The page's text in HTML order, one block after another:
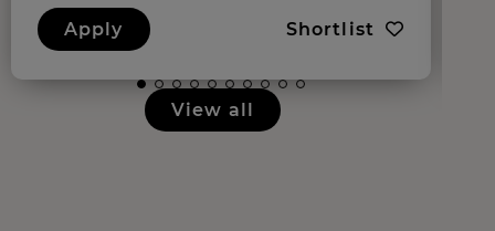
Apply Shortlist
View all